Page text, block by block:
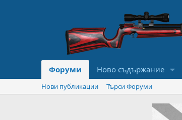
Форуми Ново съдържание
Нови публикации Търси Форуми